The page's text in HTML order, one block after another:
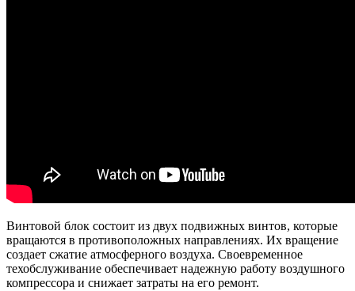
Винтовой блок состоит из двух подвижных винтов, которые
вращаются в противоположных направлениях. Их вращение
создает сжатие атмосферного воздуха. Своевременное
техобслуживание обеспечивает надежную работу воздушного
компрессора и снижает затраты на его ремонт.